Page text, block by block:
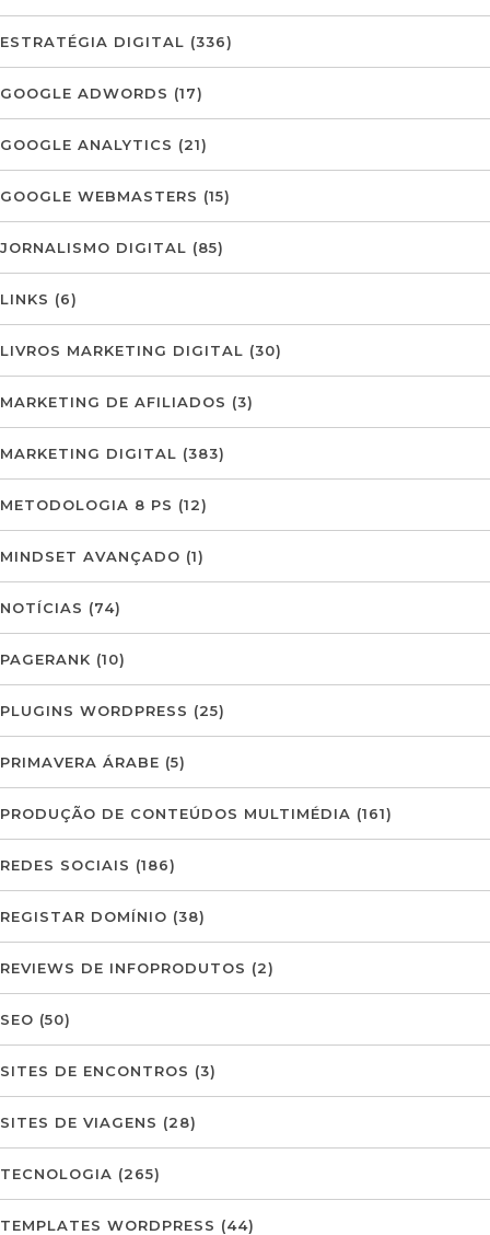
ESTRATÉGIA DIGITAL (336)
GOOGLE ADWORDS (17)
GOOGLE ANALYTICS (21)
GOOGLE WEBMASTERS (15)
JORNALISMO DIGITAL (85)
LINKS (6)
LIVROS MARKETING DIGITAL (30)
MARKETING DE AFILIADOS (3)
MARKETING DIGITAL (383)
METODOLOGIA 8 PS (12)
MINDSET AVANÇADO (1)
NOTÍCIAS (74)
PAGERANK (10)
PLUGINS WORDPRESS (25)
PRIMAVERA ÁRABE (5)
PRODUÇÃO DE CONTEÚDOS MULTIMÉDIA (161)
REDES SOCIAIS (186)
REGISTAR DOMÍNIO (38)
REVIEWS DE INFOPRODUTOS (2)
SEO (50)
SITES DE ENCONTROS (3)
SITES DE VIAGENS (28)
TECNOLOGIA (265)
TEMPLATES WORDPRESS (44)